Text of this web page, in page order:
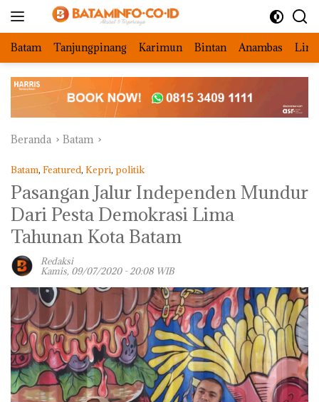
Batam Tanjungpinang Karimun Bintan Anambas
Beranda Batam
Batam, Featured, Kepri, politik
Pasangan Jalur Independen Mundur
Dari Pesta Demokrasi Lima
Tahunan Kota Batam
Redaksi
Kamis, 09/07/2020 - 20:08 WIB